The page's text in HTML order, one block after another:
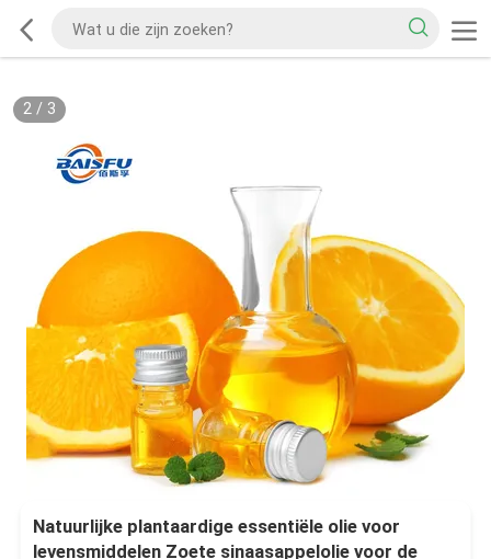
2/ 3
Natuurlijke plantaardige essentiële olie voor
levensmiddelen Zoete sinaasappelolie voor de